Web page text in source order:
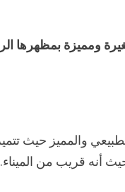
ومميزة بمظهرها
والمميز حيث
أنه قريب من الميناء.